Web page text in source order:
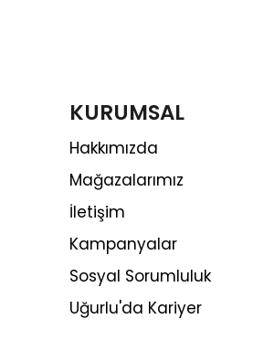
KURUMSAL
Hakkımızda
Mağazalarımız
İletişim
Kampanyalar
Sosyal Sorumluluk
Uğurlu'da Kariyer